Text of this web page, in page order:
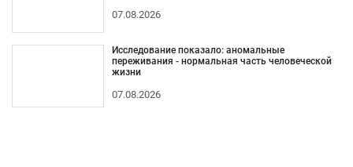
07.08.2026
Исследование показало: аномальные
переживания - нормальная часть человеческой
жизни
07.08.2026